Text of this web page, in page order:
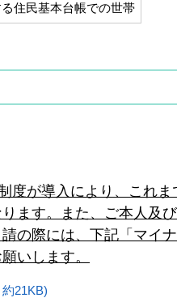
住民基本台帳での世帯
度が導入により、これ
ます。また、ご本人及
の際には、下記「マイ
いします。
21KB)